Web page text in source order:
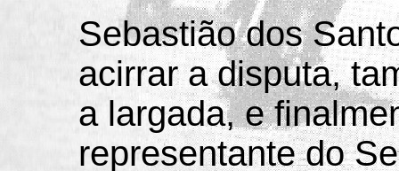
Sebastião dos
acirrar a disputa,
a largada, e
representante do